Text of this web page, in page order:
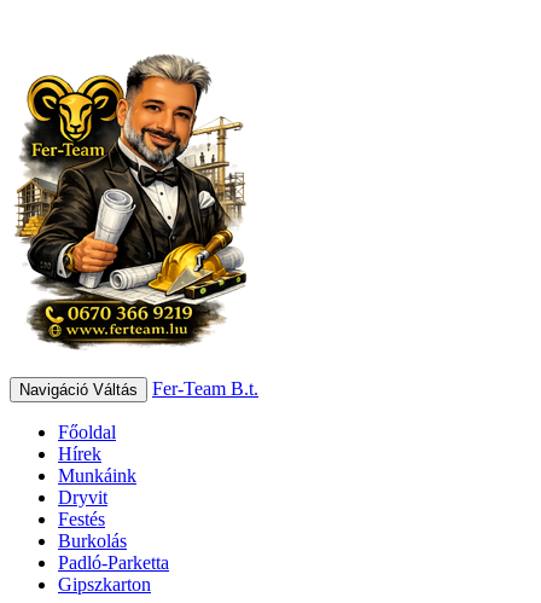
Navigáció Váltás Fer-Team B.t.
Főoldal
Hírek
Munkáink
Dryvit
Festés
Burkolás
Padló-Parketta
Gipszkarton